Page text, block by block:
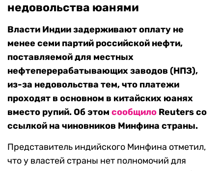
недовольства юанями
Власти Индии задерживают оплату не
менее семи партий российской нефти,
поставляемой для местных
нефтеперерабатывающих заводов (НПЗ),
из-за недовольства тем, что платежи
проходят в основном в китайских юанях
вместо рупий. Об этом сообщило Reuters со
ссылкой на чиновников Минфина страны.
Представитель индийского Минфина отметил,
что у властей страны нет полномочий для